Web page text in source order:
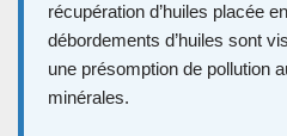
récupération d’huiles placée
débordements d’huiles sont
une présomption de pollution
minérales.